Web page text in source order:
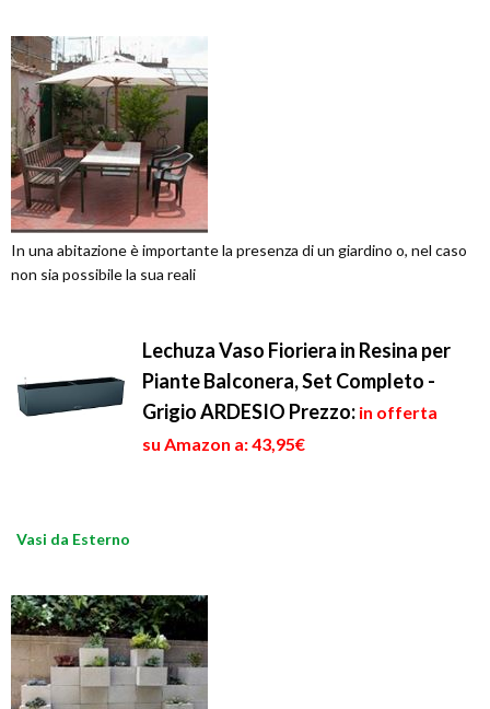
In una abitazione è importante la presenza di un giardino o, nel caso
non sia possibile la sua reali
Lechuza Vaso Fioriera in Resina per
Piante Balconera, Set Completo -
Grigio ARDESIO Prezzo: in offerta
su Amazon a: 43,95€
Vasi da Esterno